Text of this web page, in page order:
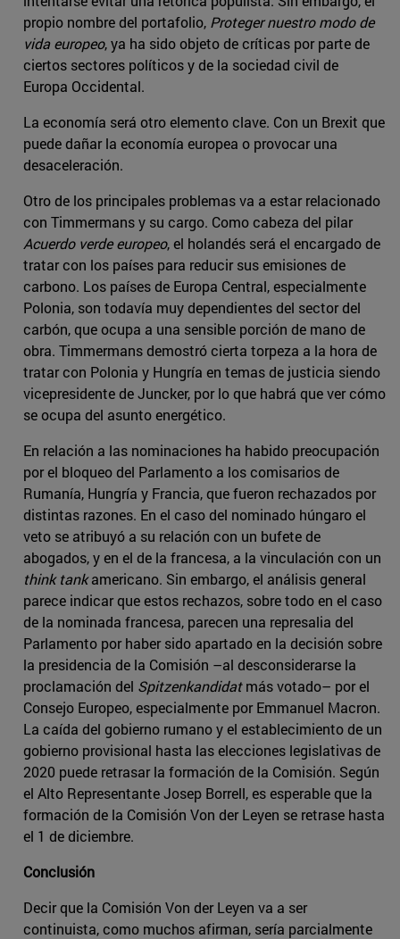
propio nombre del portafolio, Proteger nuestro modo de
vida europeo, ya ha sido objeto de críticas por parte de
ciertos sectores políticos y de la sociedad civil de
Europa Occidental.
La economía será otro elemento clave. Con un Brexit que
puede dañar la economía europea o provocar una
desaceleración.
Otro de los principales problemas va a estar relacionado
con Timmermans y su cargo. Como cabeza del pilar
Acuerdo verde europeo, el holandés será el encargado de
tratar con los países para reducir sus emisiones de
carbono. Los países de Europa Central, especialmente
Polonia, son todavía muy dependientes del sector del
carbón, que ocupa a una sensible porción de mano de
obra. Timmermans demostró cierta torpeza a la hora de
tratar con Polonia y Hungría en temas de justicia siendo
vicepresidente de Juncker, por lo que habrá que ver cómo
se ocupa del asunto energético.
En relación a las nominaciones ha habido preocupación
por el bloqueo del Parlamento a los comisarios de
Rumanía, Hungría y Francia, que fueron rechazados por
distintas razones. En el caso del nominado húngaro el
veto se atribuyó a su relación con un bufete de
abogados, y en el de la francesa, a la vinculación con un
think tankamericano. Sin embargo, el análisis general
parece indicar que estos rechazos, sobre todo en el caso
de la nominada francesa, parecen una represalia del
Parlamento por haber sido apartado en la decisión sobre
la presidencia de la Comisión –al desconsiderarse la
proclamación del Spitzenkandidatmás votado– por el
Consejo Europeo, especialmente por Emmanuel Macron.
La caída del gobierno rumano y el establecimiento de un
gobierno provisional hasta las elecciones legislativas de
2020 puede retrasar la formación de la Comisión. Según
el Alto Representante Josep Borrell, es esperable que la
formación de la Comisión Von der Leyen se retrase hasta
el 1 de diciembre.
Conclusión
Decir que la Comisión Von der Leyen va a ser
continuista, como muchos afirman, sería parcialmente